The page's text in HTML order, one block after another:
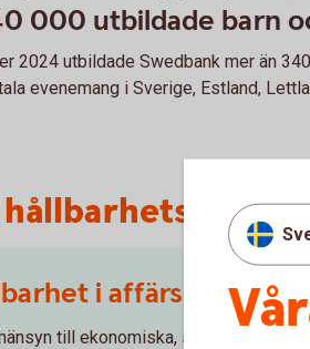
000 utbildade barn
2024 utbildade Swedbank mer än
evenemang i Sverige, Estland,
i affärsbeslut
till ekonomiska, sociala och